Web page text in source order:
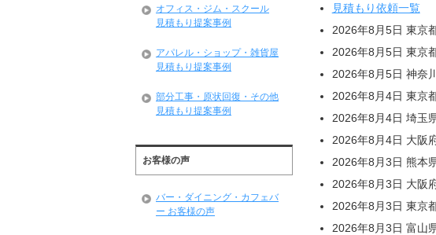
見積もり依頼一覧
2026年8月5日 東京
2026年8月5日 東京
2026年8月5日 神奈
2026年8月4日 東京
2026年8月4日 埼玉
2026年8月4日 大阪
2026年8月3日 熊本
2026年8月3日 大阪
2026年8月3日 東京
2026年8月3日 富山
オフィス・ジム・スクール
見積もり提案事例
アパレル・ショップ・雑貨屋
見積もり提案事例
部分工事・原状回復・その他
見積もり提案事例
お客様の声
バー・ダイニング・カフェバ
ー お客様の声